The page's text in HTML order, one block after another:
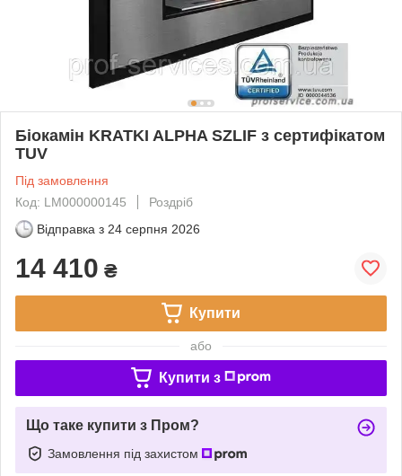
Біокамін KRATKI ALPHA SZLIF з сертифікатом
TUV
Під замовлення
Код: LM000000145
Роздріб
Відправка з 24 серпня 2026
14 410 ₴
Купити
або
Купити з
Що таке купити з Пром?
Замовлення під захистом